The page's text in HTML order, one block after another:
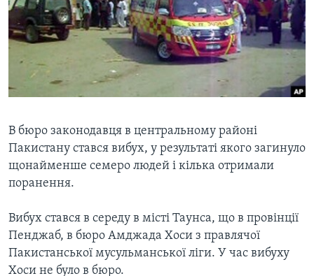
СУСПІЛЬСТВО
ЕКОНОМІКА
ІСТОРІЇ УСПІХУ УКРАЇНЦІВ
ТЕЛЕПРОГРАМИ
БРИФІНГ ГОЛОСУ АМЕРИКИ
ВІКНО В АМЕРИКУ
ПРАЙМ-ТАЙМ
ПОГЛЯД З ВАШИНГТОНА
Learning English
МИ В СОЦМЕРЕЖАХ
Мови
В бюро законодавця в центральному районі
Пакистану стався вибух, у результаті якого загинуло
щонайменше семеро людей і кілька отримали
поранення.
Вибух стався в середу в місті Таунса, що в провінції
Пенджаб, в бюро Амджада Хоси з правлячої
Пакистанської мусульманської ліги. У час вибуху
Хоси не було в бюро.